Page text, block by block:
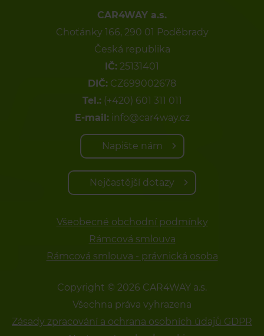
CAR4WAY a.s.
Choťánky 166, 290 01 Poděbrady
Česká republika
IČ: 25131401
DIČ: CZ699002678
Tel.: (+420) 601 311 011
E-mail: info@car4way.cz
Napište nám
Nejčastější dotazy
Všeobecné obchodní podmínky
Rámcová smlouva
Rámcová smlouva - právnická osoba
Copyright © 2026 CAR4WAY a.s.
Všechna práva vyhrazena
Zásady zpracování a ochrana osobních údajů GDPR